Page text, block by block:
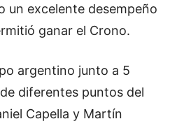
un excelente desempeño
ganar el Crono.
argentino junto a 5
diferentes puntos del
Capella y Martín